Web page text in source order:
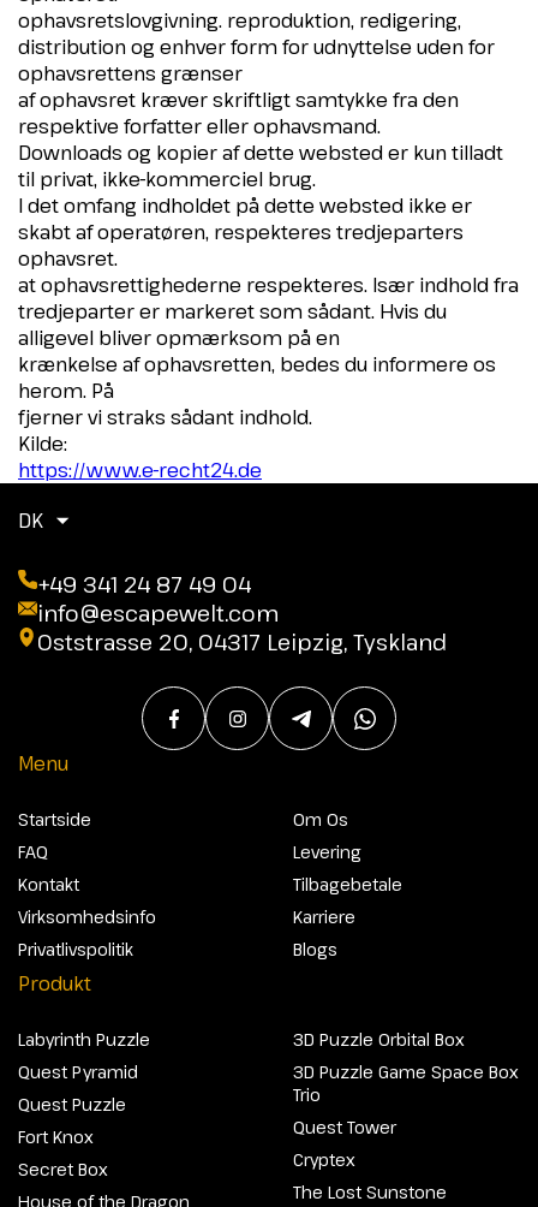
ophavsretslovgivning. reproduktion, redigering,
distribution og enhver form for udnyttelse uden for
ophavsrettens grænser
af ophavsret kræver skriftligt samtykke fra den
respektive forfatter eller ophavsmand.
Downloads og kopier af dette websted er kun tilladt
til privat, ikke-kommerciel brug.
I det omfang indholdet på dette websted ikke er
skabt af operatøren, respekteres tredjeparters
ophavsret.
at ophavsrettighederne respekteres. Især indhold fra
tredjeparter er markeret som sådant. Hvis du
alligevel bliver opmærksom på en
krænkelse af ophavsretten, bedes du informere os
herom. På
fjerner vi straks sådant indhold.
Kilde:
https://www.e-recht24.de
DK
+49 341 24 87 49 04
info@escapewelt.com
Oststrasse 20, 04317 Leipzig, Tyskland
Menu
Startside
FAQ
Kontakt
Virksomhedsinfo
Privatlivspolitik
Om Os
Levering
Tilbagebetale
Karriere
Blogs
Produkt
Labyrinth Puzzle
Quest Pyramid
Quest Puzzle
Fort Knox
Secret Box
House of the Dragon
3D Puzzle Orbital Box
3D Puzzle Game Space Box
Trio
Quest Tower
Cryptex
The Lost Sunstone